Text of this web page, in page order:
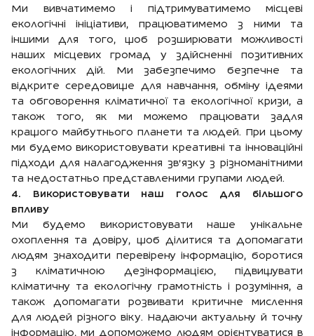
Ми вивчатимемо і підтримуватимемо місцеві
екологічні ініціативи, працюватимемо з ними та
іншими для того, щоб розширювати можливості
наших місцевих громад у здійсненні позитивних
екологічних дій. Ми забезпечимо безпечне та
відкрите середовище для навчання, обміну ідеями
та обговорення кліматичної та екологічної кризи, а
також того, як ми можемо працювати задля
кращого майбутнього планети та людей. При цьому
ми будемо використовувати креативні та інноваційні
підходи для налагодження зв'язку з різноманітними
та недостатньо представленими групами людей.
4. Використовувати наш голос для більшого
впливу
Ми будемо використовувати наше унікальне
охоплення та довіру, щоб ділитися та допомагати
людям знаходити перевірену інформацію, боротися
з кліматичною дезінформацією, підвищувати
кліматичну та екологічну грамотність і розуміння, а
також допомагати розвивати критичне мислення
для людей різного віку. Надаючи актуальну й точну
інформацію, ми допоможемо людям орієнтуватися в